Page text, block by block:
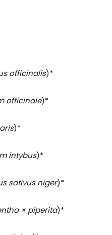
officinalis)*
officinale)*
)*
intybus)*
sativusniger)*
× piperita)*